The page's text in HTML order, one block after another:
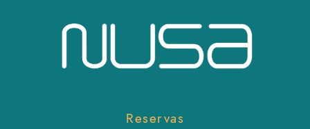
Reservas